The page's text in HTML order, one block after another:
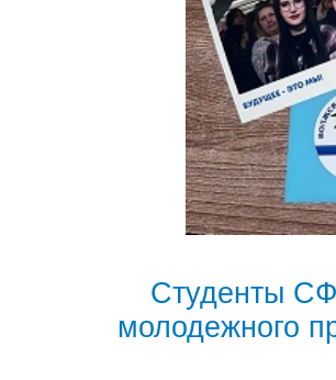
Студенты
молодежного